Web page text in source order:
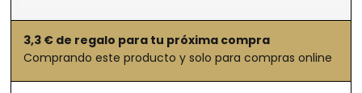
3,3 € de regalo para tu próxima compra
Comprando este producto y solo para compras online